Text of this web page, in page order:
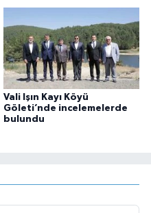
Vali Işın Kayı Köyü
Göleti’nde incelemelerde
bulundu